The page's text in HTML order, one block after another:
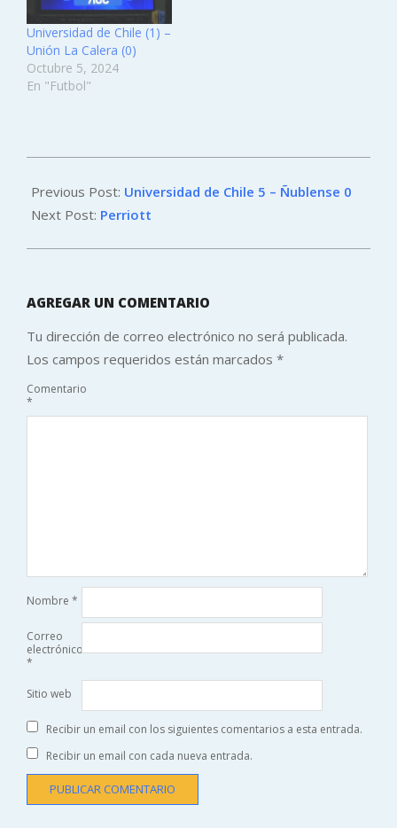
Universidad de Chile (1) –
Unión La Calera (0)
Octubre 5, 2024
En "Futbol"
01-
27
Previous Post: Universidad de Chile 5 – Ñublense 0
Next Post: Perriott
AGREGAR UN COMENTARIO
Tu dirección de correo electrónico no será publicada.
Los campos requeridos están marcados *
Comentario
*
Nombre *
Correo
electrónico
*
Sitio web
Recibir un email con los siguientes comentarios a esta entrada.
Recibir un email con cada nueva entrada.